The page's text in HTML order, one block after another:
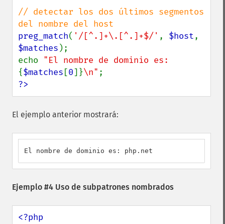
// detectar los dos últimos segmentos
preg_match( '/[^.]+\.[^.]+$/' , $host
$matches );
echo
{$matches [0]}\n"
?>
El ejemplo anterior mostrará:
El nombre de dominio es: php.net
Ejemplo #4 Uso de subpatrones nombrados
<?php